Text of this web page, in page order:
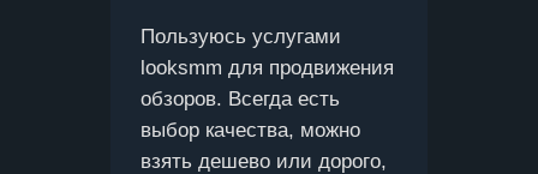
Пользуюсь услугами
looksmm для продвижения
обзоров. Всегда есть
выбор качества, можно
взять дешево или дорого,